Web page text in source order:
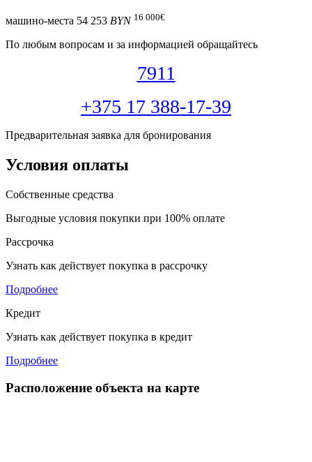
машино-места 54 253 BYN 16 000€
По любым вопросам и за информацией обращайтесь
7911
+375 17 388-17-39
Предварительная заявка для бронирования
Условия оплаты
Собственные средства
Выгодные условия покупки при 100% оплате
Рассрочка
Узнать как действует покупка в рассрочку
Подробнее
Кредит
Узнать как действует покупка в кредит
Подробнее
Расположение объекта на карте